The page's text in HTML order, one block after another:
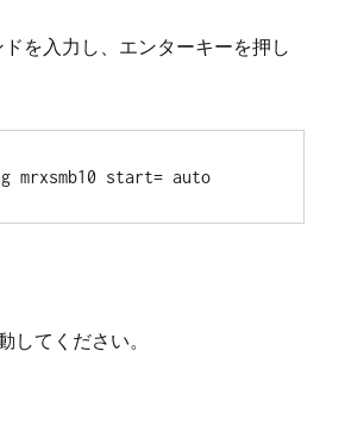
を入力し、エンターキーを押し
mrxsmb10 start= auto
てください。